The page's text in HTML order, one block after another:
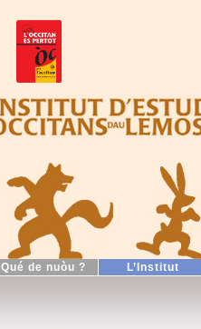
Qué de nuòu ? L’Institut